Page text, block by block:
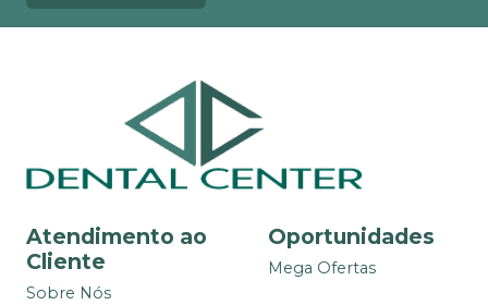
Atendimento ao
Cliente
Sobre Nós
Oportunidades
Mega Ofertas